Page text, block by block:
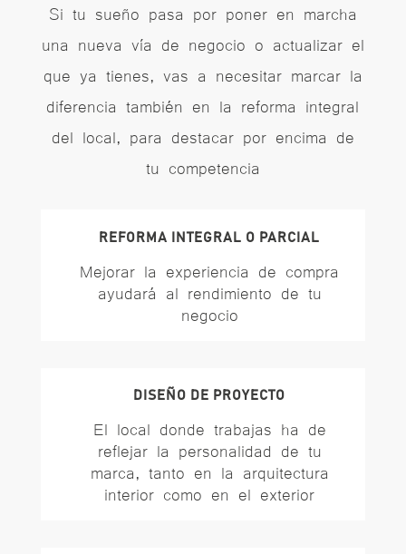
Si tu sueño pasa por poner en marcha
una nueva vía de negocio o actualizar el
que ya tienes, vas a necesitar marcar la
diferencia también en la reforma integral
del local, para destacar por encima de
tu competencia
REFORMA INTEGRAL O PARCIAL
Mejorar la experiencia de compra
ayudará al rendimiento de tu
negocio
DISEÑO DE PROYECTO
El local donde trabajas ha de
reflejar la personalidad de tu
marca, tanto en la arquitectura
interior como en el exterior